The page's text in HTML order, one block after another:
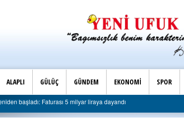
ALAPLI GÜLÜÇ GÜNDEM EKONOMİ SPOR
başladı: Faturası 5 milyar liraya dayandı